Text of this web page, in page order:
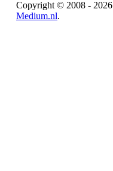
Copyright © 2008 - 2026
Medium.nl.